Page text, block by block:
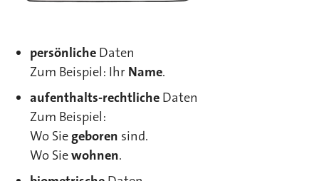
persönliche Daten
Zum Beispiel: Ihr Name.
aufenthalts-rechtliche Daten
Zum Beispiel:
Wo Sie geboren sind.
Wo Siewohnen.